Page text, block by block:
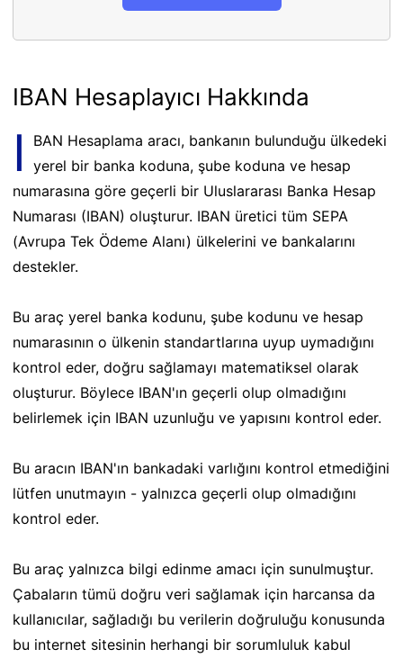
IBAN Hesaplayıcı Hakkında
I
BAN Hesaplama aracı, bankanın bulunduğu ülkedeki
yerel bir banka koduna, şube koduna ve hesap
numarasına göre geçerli bir Uluslararası Banka Hesap
Numarası (IBAN) oluşturur. IBAN üretici tüm SEPA
(Avrupa Tek Ödeme Alanı) ülkelerini ve bankalarını
destekler.
Bu araç yerel banka kodunu, şube kodunu ve hesap
numarasının o ülkenin standartlarına uyup uymadığını
kontrol eder, doğru sağlamayı matematiksel olarak
oluşturur. Böylece IBAN'ın geçerli olup olmadığını
belirlemek için IBAN uzunluğu ve yapısını kontrol eder.
Bu aracın IBAN'ın bankadaki varlığını kontrol etmediğini
lütfen unutmayın - yalnızca geçerli olup olmadığını
kontrol eder.
Bu araç yalnızca bilgi edinme amacı için sunulmuştur.
Çabaların tümü doğru veri sağlamak için harcansa da
kullanıcılar, sağladığı bu verilerin doğruluğu konusunda
bu internet sitesinin herhangi bir sorumluluk kabul